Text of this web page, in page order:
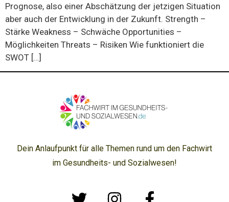
Prognose, also einer Abschätzung der jetzigen Situation
aber auch der Entwicklung in der Zukunft. Strength –
Stärke Weakness – Schwäche Opportunities –
Möglichkeiten Threats – Risiken Wie funktioniert die
SWOT […]
Dein Anlaufpunkt für alle Themen rund um den Fachwirt
im Gesundheits- und Sozialwesen!